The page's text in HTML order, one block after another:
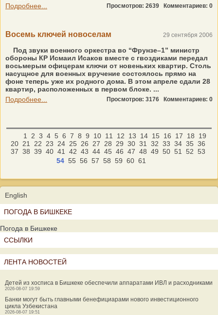
Подробнее...
Просмотров: 2639 Комментариев: 0
Восемь ключей новоселам 29 сентября 2006
Под звуки военного оркестра во “Фрунзе–1” министр
обороны КР Исмаил Исаков вместе с гвоздиками передал
восьмерым офицерам ключи от новеньких квартир. Столь
насущное для военных вручение состоялось прямо на
фоне теперь уже их родного дома. В этом апреле сдали 28
квартир, расположенных в первом блоке. ...
Подробнее...
Просмотров: 3176 Комментариев: 0
1 2 3 4 5 6 7 8 9 10 11 12 13 14 15 16 17 18
19
20 21 22 23 24 25 26 27 28 29 30 31 32 33 34 35 36
37 38 39 40 41 42 43 44 45 46 47 48 49 50 51 52 53
54 55 56 57 58 59 60 61
English
ПОГОДА В БИШКЕКЕ
Погода в Бишкеке
ССЫЛКИ
ЛЕНТА НОВОСТЕЙ
Детей из хосписа в Бишкеке обеспечили аппаратами ИВЛ и расходниками
2026-08-07 19:59
Банки могут быть главными бенефициарами нового инвестиционного
цикла Узбекистана
2026-08-07 19:51